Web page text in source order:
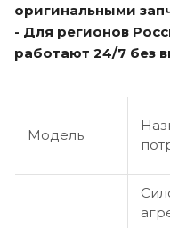
оригинальными
- Для регионов
работают 24/7 без
Модель